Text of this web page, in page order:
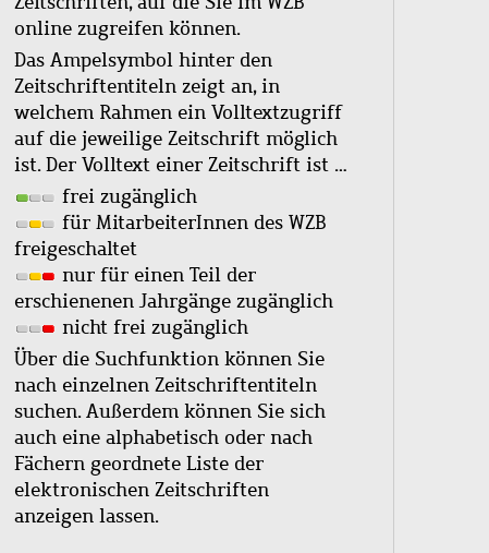
online zugreifen können.
Das Ampelsymbol hinter den
Zeitschriftentiteln zeigt an, in
welchem Rahmen ein Volltextzugriff
auf die jeweilige Zeitschrift möglich
ist. Der Volltext einer Zeitschrift ist …
frei zugänglich
für MitarbeiterInnen des WZB
freigeschaltet
nur für einen Teil der
erschienenen Jahrgänge zugänglich
nicht frei zugänglich
Über die Suchfunktion können Sie
nach einzelnen Zeitschriftentiteln
suchen. Außerdem können Sie sich
auch eine alphabetisch oder nach
Fächern geordnete Liste der
elektronischen Zeitschriften
anzeigen lassen.